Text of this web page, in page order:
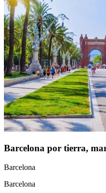
Barcelona por tierra,
Barcelona
Barcelona